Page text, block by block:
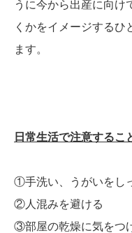
うに今から出産に向け
くかをイメージするひ
ます。
日常生活で注意するこ
①手洗い、うがいをし
② 人混みを避ける
③部屋の乾燥に気をつ